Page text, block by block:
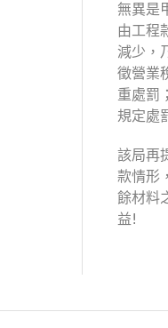
無異是
由工程
減少，
徵營業
重處罰
規定處
該局再
款情形
餘材料
益!